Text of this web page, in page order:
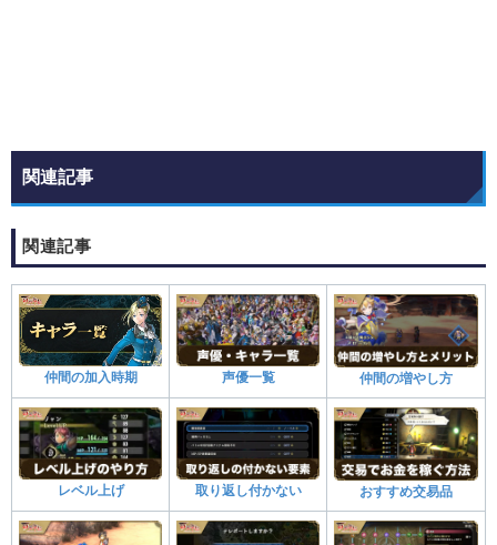
関連記事
関連記事
仲間の加入時期 声優一覧 仲間の増やし方
レベル上げ 取り返し付かない おすすめ交易品